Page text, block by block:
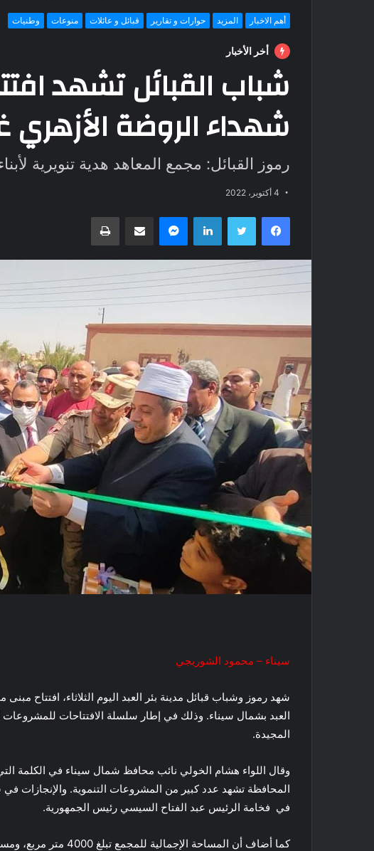
أهم الاخبار المزيد حوارات و تقارير قبائل و عائلات منوعات وطنيات
أخر الأخبار
شباب القبائل تشهد
شهداء الروضة
رموز القبائل: مجمع المعاهد هدية تنويرية
4 أكتوبر، 2022
فيسبوك تويتر لينكدإن ماسنجر مشاركة عبر البريد طباعة
سيناء – محمود الشوربجي
شهد رموز وشباب قبائل مدينة بئر العبد اليوم الثلاثاء، افتتاح مبنى
العبد بشمال سيناء. وذلك في إطار سلسلة الافتتاحات للمشروعات
المجيدة.
وقال اللواء هشام الخولي نائب محافظ شمال سيناء في الكلمة
المحافظة تشهد عدد كبير من المشروعات التنموية. والإنجازات
في فخامة الرئيس عبد الفتاح السيسي رئيس الجمهورية.